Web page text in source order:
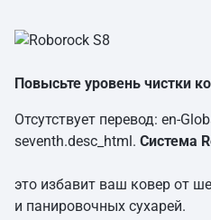
Повысьте уровень чистки
Отсутствует перевод: en-
seventh.desc_html. Система
это избавит ваш ковер от
и панировочных сухарей.